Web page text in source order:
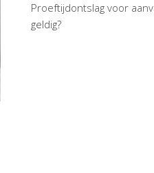
Proeftijdontslag voor
geldig?